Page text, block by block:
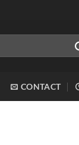
CONTACT